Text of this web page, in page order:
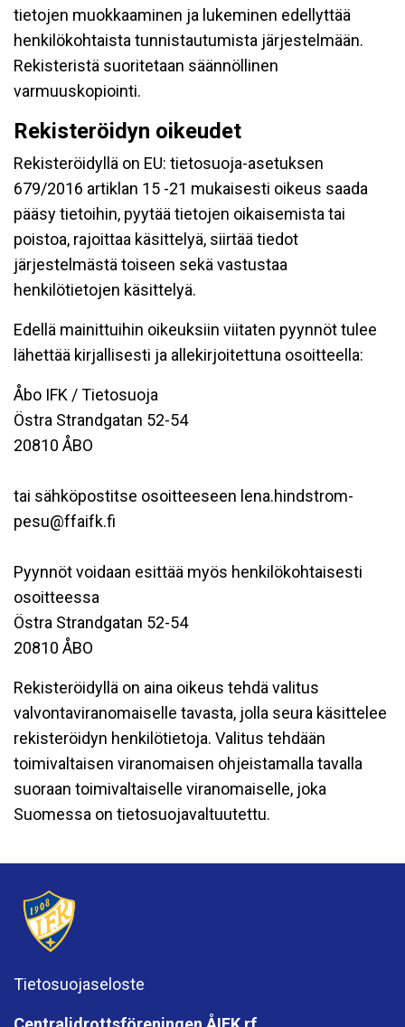
tietojen muokkaaminen ja lukeminen edellyttää
henkilökohtaista tunnistautumista järjestelmään.
Rekisteristä suoritetaan säännöllinen
varmuuskopiointi.
Rekisteröidyn oikeudet
Rekisteröidyllä on EU: tietosuoja-asetuksen
679/2016 artiklan 15 -21 mukaisesti oikeus saada
pääsy tietoihin, pyytää tietojen oikaisemista tai
poistoa, rajoittaa käsittelyä, siirtää tiedot
järjestelmästä toiseen sekä vastustaa
henkilötietojen käsittelyä.
Edellä mainittuihin oikeuksiin viitaten pyynnöt tulee
lähettää kirjallisesti ja allekirjoitettuna osoitteella:
Åbo IFK / Tietosuoja
Östra Strandgatan 52-54
20810 ÅBO
tai sähköpostitse osoitteeseen lena.hindstrom-
pesu@ffaifk.fi
Pyynnöt voidaan esittää myös henkilökohtaisesti
osoitteessa
Östra Strandgatan 52-54
20810 ÅBO
Rekisteröidyllä on aina oikeus tehdä valitus
valvontaviranomaiselle tavasta, jolla seura käsittelee
rekisteröidyn henkilötietoja. Valitus tehdään
toimivaltaisen viranomaisen ohjeistamalla tavalla
suoraan toimivaltaiselle viranomaiselle, joka
Suomessa on tietosuojavaltuutettu.
Tietosuojaseloste